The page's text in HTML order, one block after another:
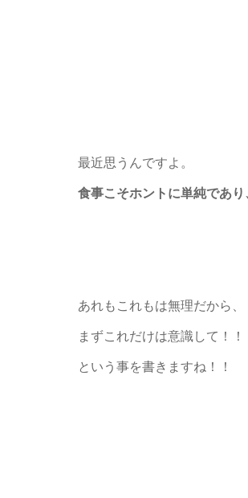
最近思うんですよ。
食事こそホントに単純であ
あれもこれもは無理だから、
まずこれだけは意識して！！
という事を書きますね！！